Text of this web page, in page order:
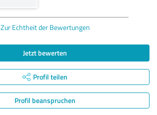
Zur Echtheit der Bewertungen
Jetzt bewerten
Profil teilen
Profil beanspruchen